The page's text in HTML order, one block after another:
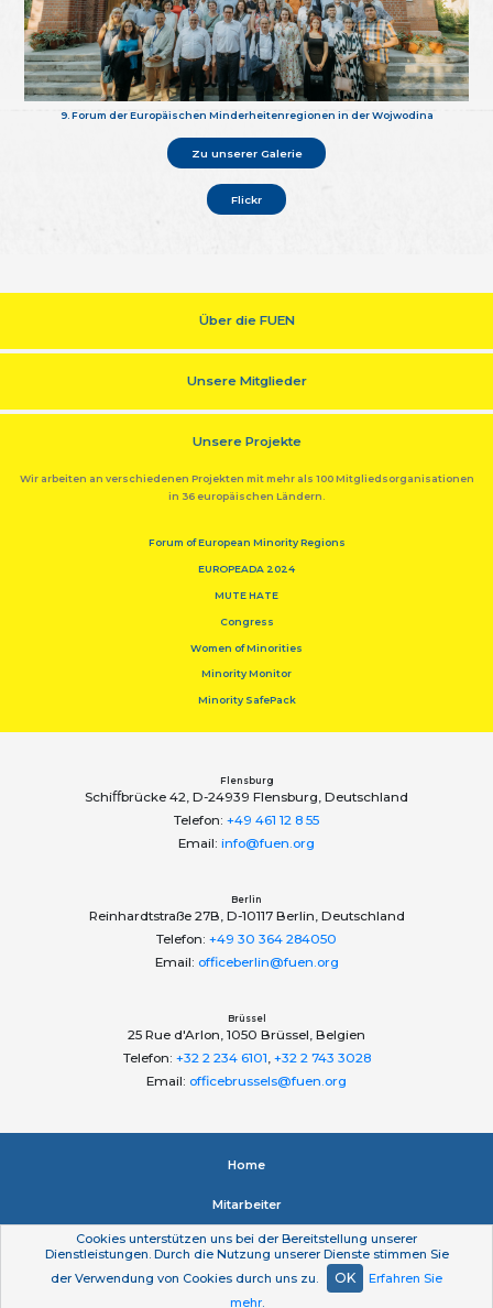
9. Forum der Europäischen Minderheitenregionen in der Wojwodina
Zu unserer Galerie
Flickr
Über die FUEN
Unsere Mitglieder
Unsere Projekte
Wir arbeiten an verschiedenen Projekten mit mehr als 100 Mitgliedsorganisationen
in 36 europäischen Ländern.
Forum of European Minority Regions
EUROPEADA 2024
MUTE HATE
Congress
Women of Minorities
Minority Monitor
Minority SafePack
Flensburg
Schiﬀbrücke 42, D-24939 Flensburg, Deutschland
Telefon: +49 461 12 8 55
Email: info@fuen.org
Berlin
Reinhardtstraße 27B, D-10117 Berlin, Deutschland
Telefon: +49 30 364 284050
Email: officeberlin@fuen.org
Brüssel
25 Rue d'Arlon, 1050 Brüssel, Belgien
Telefon: +32 2 234 6101, +32 2 743 3028
Email: officebrussels@fuen.org
Home
Mitarbeiter
Impressum
Datenschutzerklärung
Cookies unterstützen uns bei der Bereitstellung unserer
Dienstleistungen. Durch die Nutzung unserer Dienste stimmen Sie
der Verwendung von Cookies durch uns zu.
OK
Erfahren Sie
mehr.